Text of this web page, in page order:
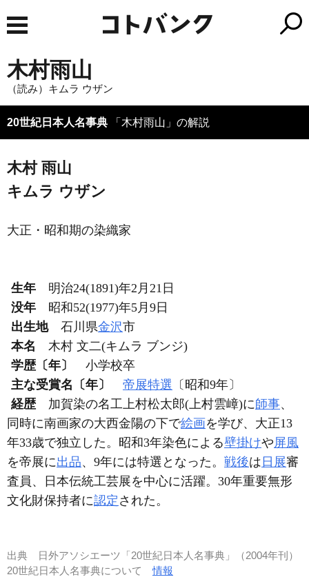
木村雨山
（読み）キムラ ウザン
20世紀日本人名事典 「木村雨山」の解説
木村 雨山
キムラ ウザン
大正・昭和期の染織家
生年
明治24(1891)年2月21日
没年
昭和52(1977)年5月9日
出生地
石川県金沢市
本名
木村 文二(キムラ ブンジ)
学歴〔年〕
小学校卒
主な受賞名〔年〕
帝展特選 〔昭和9年〕
経歴
加賀染の名工上村松太郎(上村雲嶂)に師事、
同時に南画家の大西金陽の下で絵画を学び、大正13
年33歳で独立した。昭和3年染色による壁掛けや屏風
を帝展に出品、9年には特選となった。 戦後は 日展審
査員、日本伝統工芸展を中心に活躍。30年重要無形
文化財保持者に認定 された。
出典
日外アソシエーツ「20世紀日本人名事典」（2004年刊）
20世紀日本人名事典について情報